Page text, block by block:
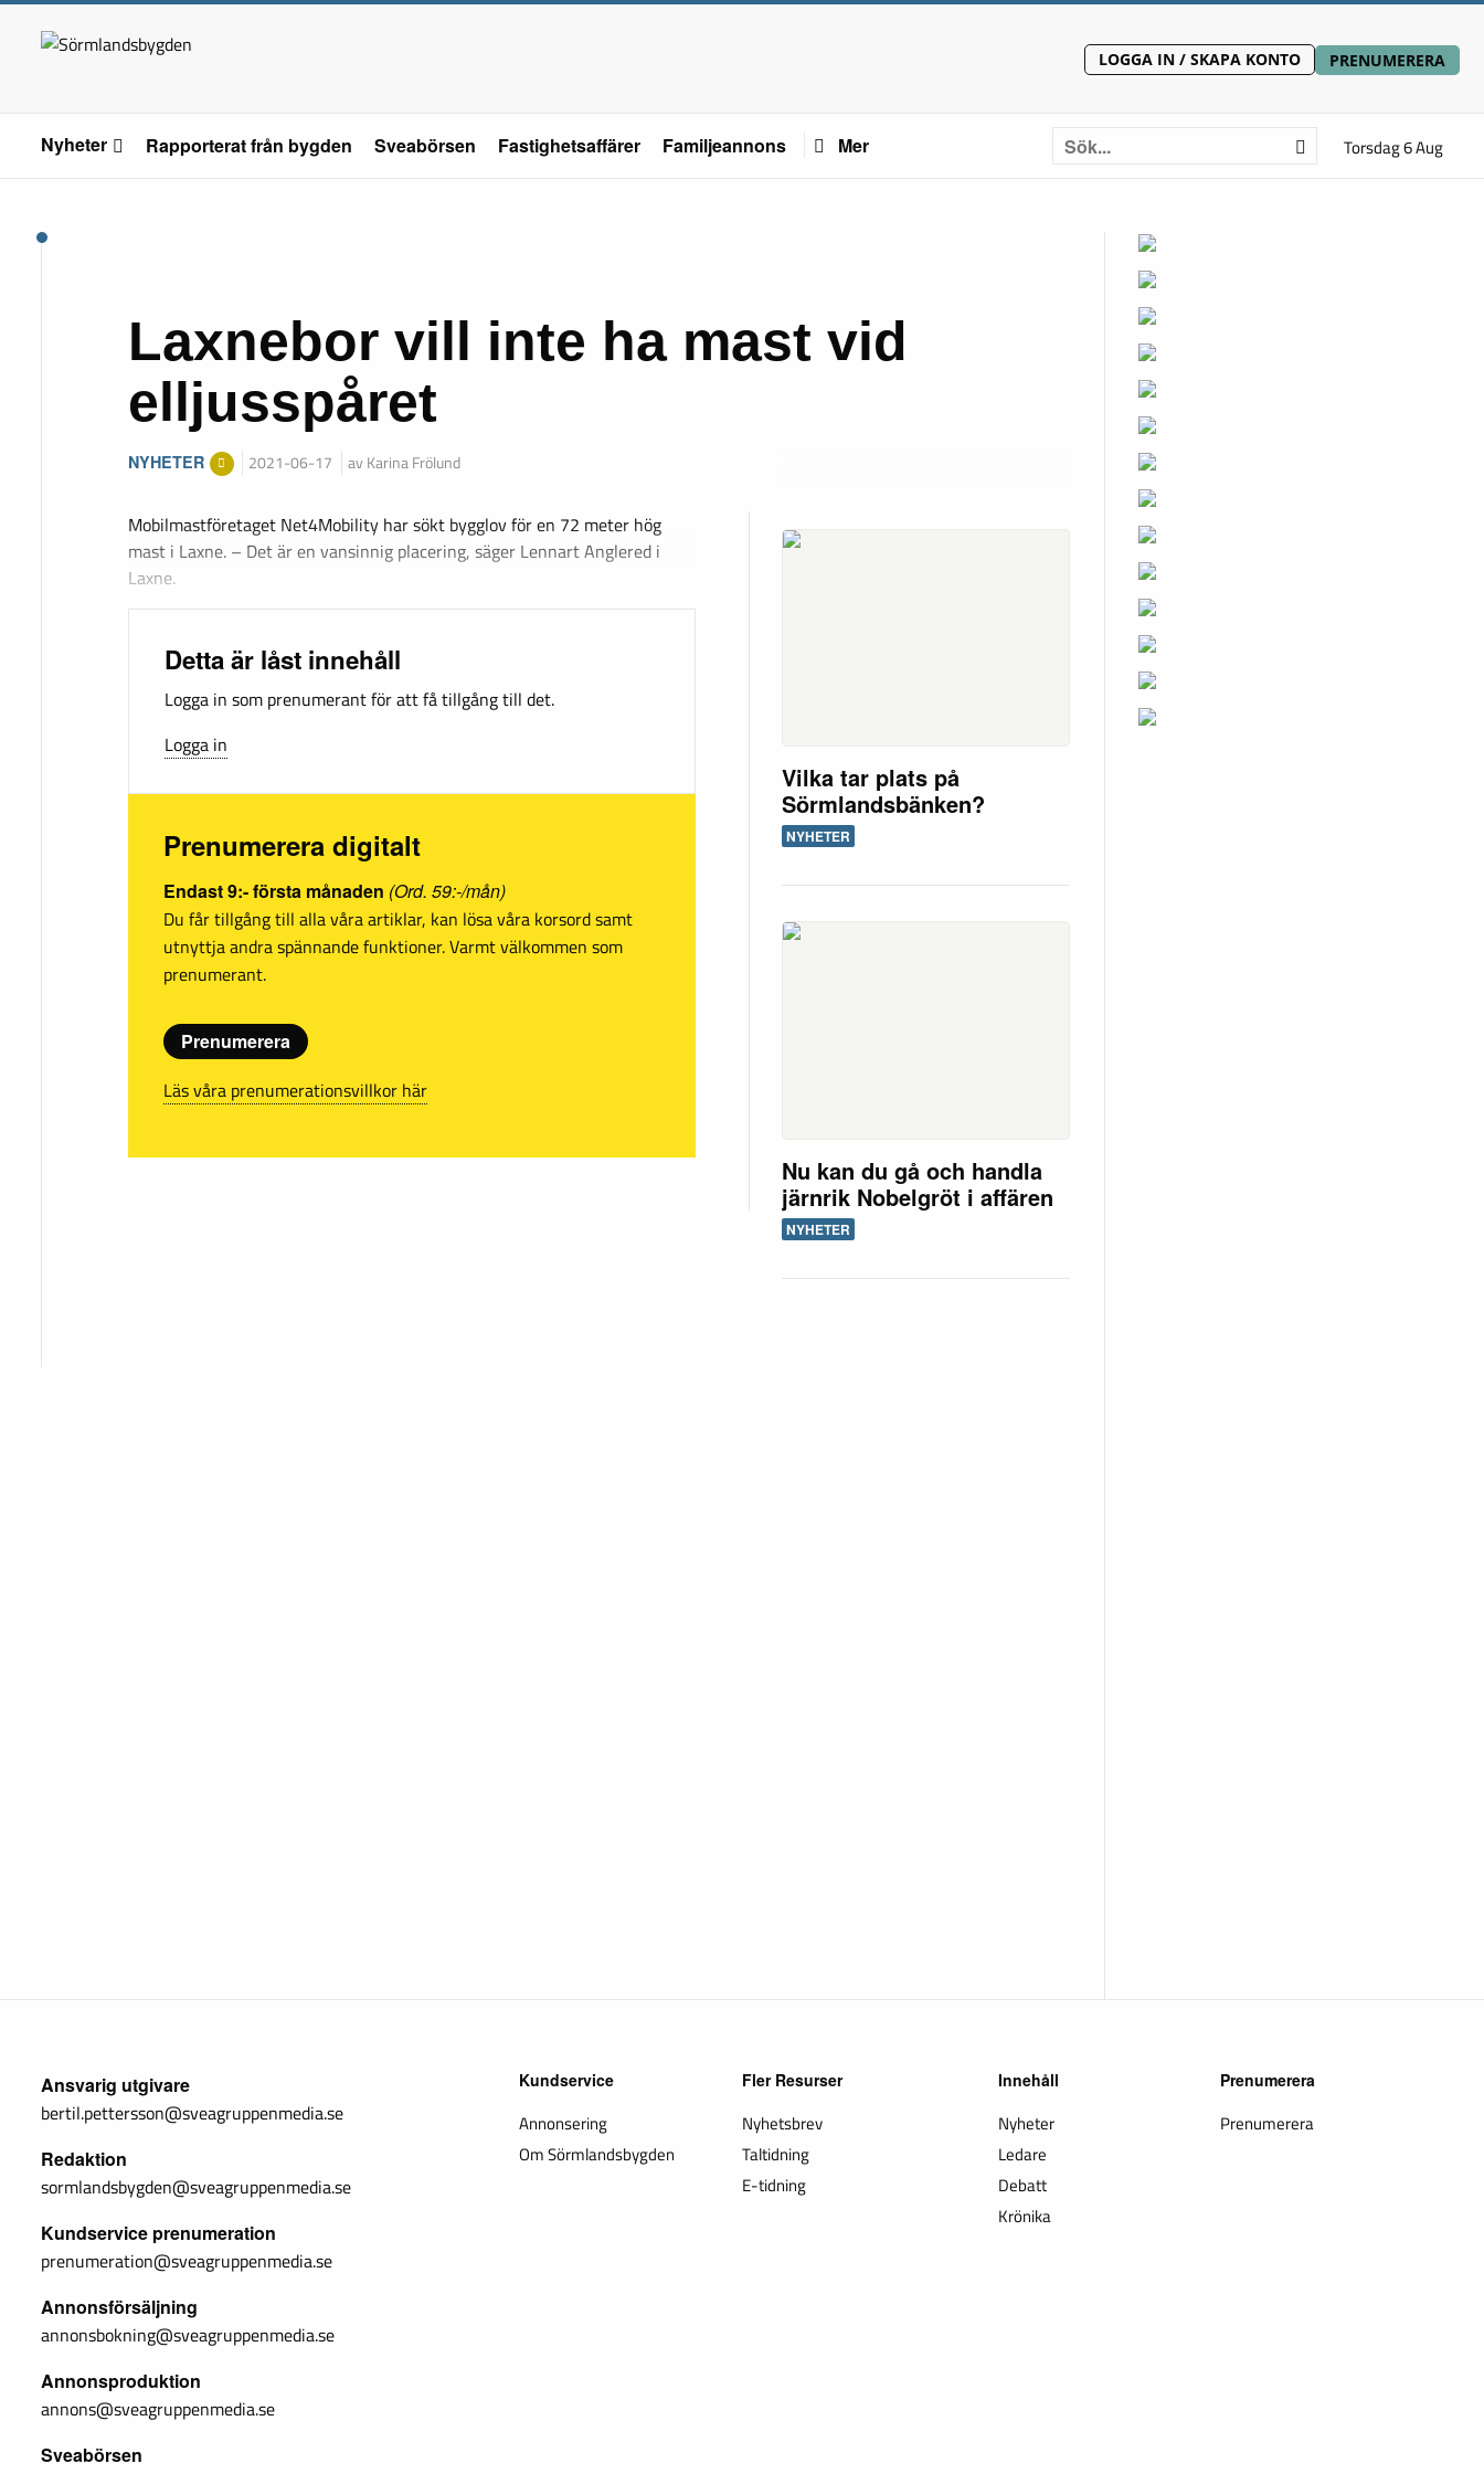
LOGGA IN / SKAPA KONTO PRENUMERERA
Nyheter Rapporterat från bygden Sveabörsen Fastighetsaffärer Familjeannons Mer Torsdag 6 Aug
Laxnebor vill inte ha mast vid
elljusspåret
NYHETER 2021-06-17 av Karina Frölund
Mobilmastföretaget Net4Mobility har sökt bygglov för en 72 meter hög
mast i Laxne. – Det är en vansinnig placering, säger Lennart Anglered i
Laxne.
Detta är låst innehåll
Logga in som prenumerant för att få tillgång till det.
Logga in
Prenumerera digitalt
Endast 9:- första månaden (Ord. 59:-/mån)
Du får tillgång till alla våra artiklar, kan lösa våra korsord samt
utnyttja andra spännande funktioner. Varmt välkommen som
prenumerant.
Prenumerera
Läs våra prenumerationsvillkor här
Vilka tar plats på
Sörmlandsbänken?
NYHETER
Nu kan du gå och handla
järnrik Nobelgröt i affären
NYHETER
Ansvarig utgivare
bertil.pettersson@sveagruppenmedia.se
Redaktion
sormlandsbygden@sveagruppenmedia.se
Kundservice prenumeration
prenumeration@sveagruppenmedia.se
Annonsförsäljning
annonsbokning@sveagruppenmedia.se
Annonsproduktion
annons@sveagruppenmedia.se
Sveabörsen
Kundservice
Annonsering
Om Sörmlandsbygden
Fler Resurser
Nyhetsbrev
Taltidning
E-tidning
Innehåll
Nyheter
Ledare
Debatt
Krönika
Prenumerera
Prenumerera